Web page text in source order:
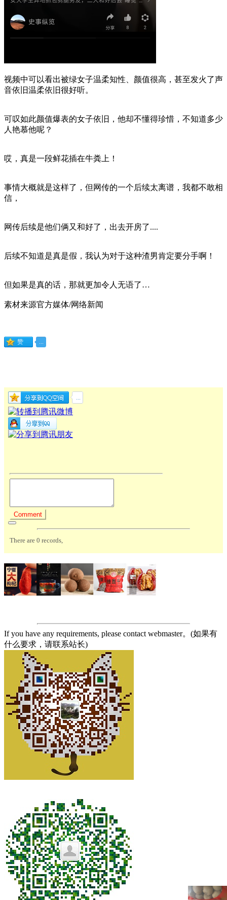
视频中可以看出被绿女子温柔知性、颜值很高，甚至发火了声
音依旧温柔依旧很好听。
可叹如此颜值爆表的女子依旧，他却不懂得珍惜，不知道多少
人艳慕他呢？
哎，真是一段鲜花插在牛粪上！
事情大概就是这样了，但网传的一个后续太离谱，我都不敢相
信，
网传后续是他们俩又和好了，出去开房了....
后续不知道是真是假，我认为对于这种渣男肯定要分手啊！
但如果是真的话，那就更加令人无语了…
素材来源官方媒体/网络新闻
If you have any requirements, please contact webmaster。(如果有
什么要求，请联系站长)